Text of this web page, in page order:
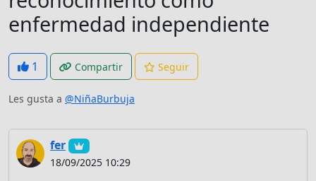
enfermedad independiente
1 Compartir Seguir
Les gusta a @NiñaBurbuja
fer
18/09/2025 10:29